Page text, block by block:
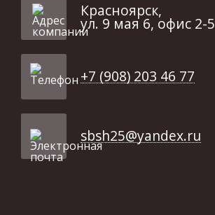
Красноярск,
ул. 9 мая 6, офис 2-5
+7 (908) 203 46 77
sbsh25@yandex.ru